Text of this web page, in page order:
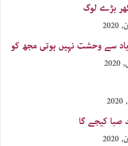
بڑے لوگ
سے وحشت نہیں ہوتی مجھ کو
صبا کیجے گا